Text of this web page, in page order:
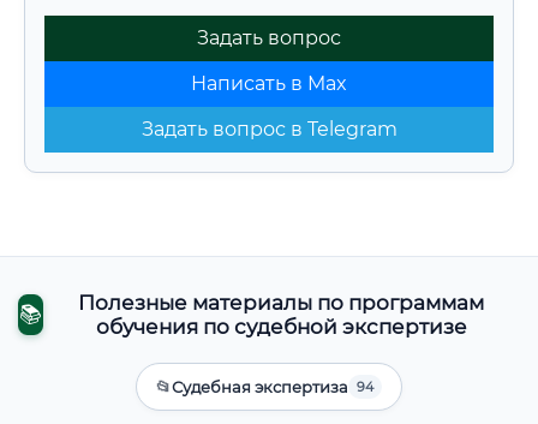
Задать вопрос
Написать в Max
Задать вопрос в Telegram
📚
Полезные материалы по программам
обучения по судебной экспертизе
📂Судебная экспертиза 94